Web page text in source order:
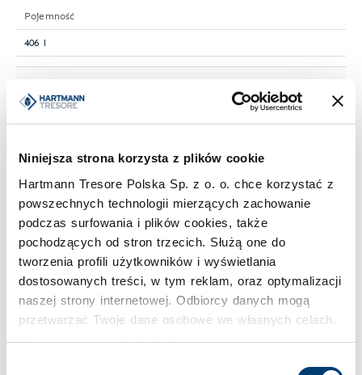
Niniejsza strona korzysta z plików cookie
Hartmann Tresore Polska Sp. z o. o. chce korzystać z
powszechnych technologii mierzących zachowanie
podczas surfowania i plików cookies, także
pochodzących od stron trzecich. Służą one do
tworzenia profili użytkowników i wyświetlania
dostosowanych treści, w tym reklam, oraz optymalizacji
naszej strony internetowej. Odbiorcy danych mogą
przetwarzać Twoje dane osobowe we własnych celach.
Używamy pewnych technologii w oparciu o równowagę
Pojemność
406 l
Limit wartości chronionej w domu
do 30.000 €
Limit wartości chronionej w firmie
do 2.500 €
Standardowy zamek